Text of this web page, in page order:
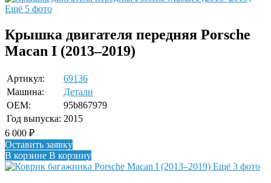
Ещё 5 фото
Крышка двигателя передняя Porsche
Macan I (2013–2019)
Артикул:
69136
Машина:
Детали
OEM:
95b867979
Год выпуска: 2015
6 000 ₽
Оставить заявку
В корзине В корзину
Ещё 3 фото